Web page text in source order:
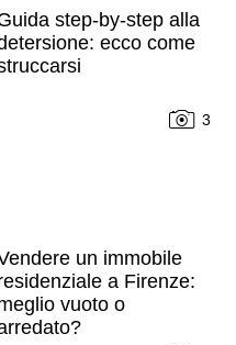
step-by-step alla
ecco come
3
un immobile
a Firenze:
vuoto o